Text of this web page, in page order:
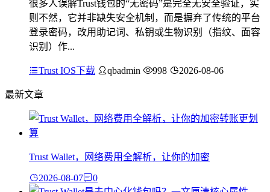
很多人误解Trust钱包的“无密码”是完全无安全验证，实
则不然，它并非缺失安全机制，而是摒弃了传统的平台
登录密码，改用助记词、私钥或生物识别（指纹、面容
识别）作...
Trust IOS下载 qbadmin 998 2026-08-06
最新文章
Trust Wallet，网络费用全解析，让你的加密
2026-08-07 0